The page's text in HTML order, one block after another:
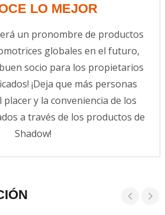
LO MEJOR
un pronombre de productos
globales en el futuro,
socio para los propietarios
¡Deja que más personas
y la conveniencia de los
a través de los productos de
Shadow!